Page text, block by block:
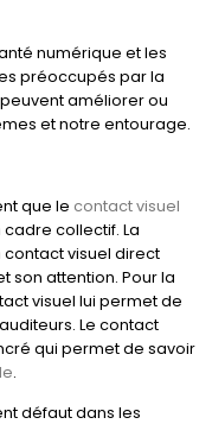
numérique et les
préoccupés par la
améliorer ou
et notre entourage.
que le contact visuel
cadre collectif. La
visuel direct
son attention. Pour la
visuel lui permet de
Le contact
qui permet de savoir
.
défaut dans les